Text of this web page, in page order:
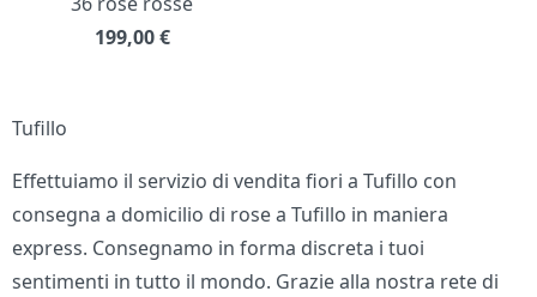
199,00 €
Tufillo
Effettuiamo il servizio di vendita fiori a Tufillo con
consegna a domicilio di rose a Tufillo in maniera
express. Consegnamo in forma discreta i tuoi
sentimenti in tutto il mondo. Grazie alla nostra rete di